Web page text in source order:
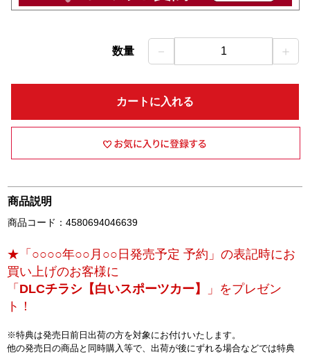
数量 － 1 ＋
カートに入れる
商品説明
商品コード：4580694046639
★「○○○○年○○月○○日発売予定 予約」の表記時にお
買い上げのお客様に
「 DLCチラシ【白いスポーツカー】
」をプレゼン
ト！
※特典は発売日前日出荷の方を対象にお付けいたします。
他の発売日の商品と同時購入等で、出荷が後にずれる場合などでは特典